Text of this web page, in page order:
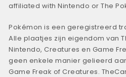
affiliated with Nintendo or The
Pokémon is een geregistreerd
Alle plaatjes zijn eigendom van
Nintendo, Creatures en Game
geen enkele manier gelieerd
Game Freak of Creatures.